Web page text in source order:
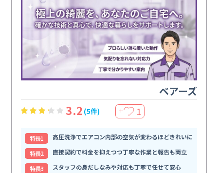
ベアーズ
3.2 (5件) ＋ 1
特⻑1
高圧洗浄でエアコン内部の空気が変わるほどきれいに
特⻑2
直接契約で料金を抑えつつ丁寧な作業と報告も両立
特⻑3
スタッフの身だしなみや対応も丁寧で任せて安心